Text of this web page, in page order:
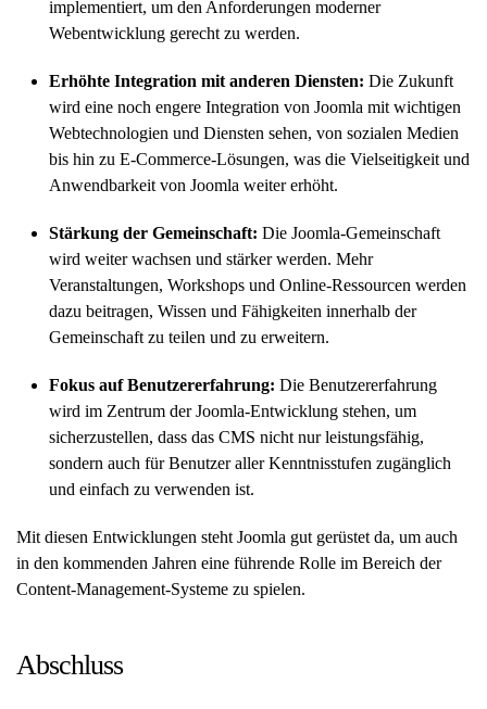
implementiert, um den Anforderungen moderner
Webentwicklung gerecht zu werden.
Erhöhte Integration mit anderen Diensten: Die Zukunft
wird eine noch engere Integration von Joomla mit wichtigen
Webtechnologien und Diensten sehen, von sozialen Medien
bis hin zu E-Commerce-Lösungen, was die Vielseitigkeit und
Anwendbarkeit von Joomla weiter erhöht.
Stärkung der Gemeinschaft: Die Joomla-Gemeinschaft
wird weiter wachsen und stärker werden. Mehr
Veranstaltungen, Workshops und Online-Ressourcen werden
dazu beitragen, Wissen und Fähigkeiten innerhalb der
Gemeinschaft zu teilen und zu erweitern.
Fokus auf Benutzererfahrung: Die Benutzererfahrung
wird im Zentrum der Joomla-Entwicklung stehen, um
sicherzustellen, dass das CMS nicht nur leistungsfähig,
sondern auch für Benutzer aller Kenntnisstufen zugänglich
und einfach zu verwenden ist.
Mit diesen Entwicklungen steht Joomla gut gerüstet da, um auch
in den kommenden Jahren eine führende Rolle im Bereich der
Content-Management-Systeme zu spielen.
Abschluss